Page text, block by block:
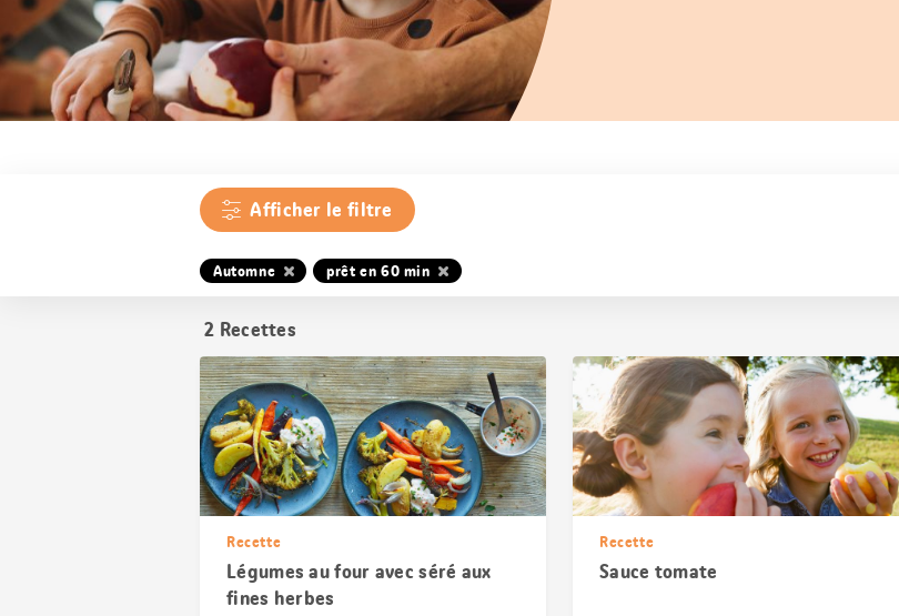
Afficher le filtre
Automne prêt en 60 min
2 Recettes
Recette
Légumes au four avec séré aux
fines herbes
Recette
Sauce tomate